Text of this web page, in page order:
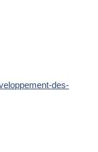
des-